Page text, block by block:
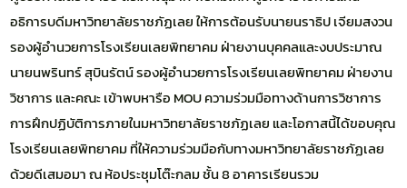
อธิการบดีมหาวิทยาลัยราชภัฏเลย ให้การต้อนรับนายนราธิป เจียมสงวน
รองผู้อำนวยการโรงเรียนเลยพิทยาคม ฝ่ายงานบุคคลและงบประมาณ
นายนพรินทร์ สุบินรัตน์ รองผู้อำนวยการโรงเรียนเลยพิทยาคม ฝ่ายงาน
วิชาการ และคณะ เข้าพบหารือ MOU ความร่วมมือทางด้านการวิชาการ
การฝึกปฏิบัติการภายในมหาวิทยาลัยราชภัฏเลย และโอกาสนี้ได้ขอบคุณ
โรงเรียนเลยพิทยาคม ที่ให้ความร่วมมือกับทางมหาวิทยาลัยราชภัฏเลย
ด้วยดีเสมอมา ณ ห้อประชุมโต๊ะกลม ชั้น 8 อาคารเรียนรวม